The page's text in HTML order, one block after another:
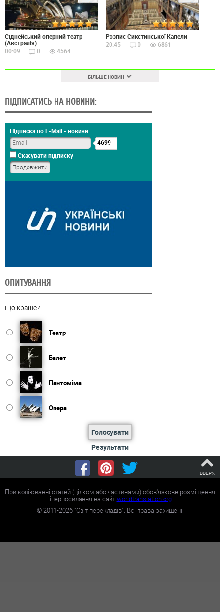
Сіднейський оперний театр
(Австралія)
00:09
0 4564
Розпис Сикстинської Капели
20:45
0 6861
БІЛЬШЕ НОВИН
ПІДПИСАТИСЬ НА НОВИНИ:
Підписка по E-Mail - новини
4699
Скасувати підписку
ОПИТУВАННЯ
Що краще?
Театр
Балет
Пантоміма
Опера
Голосувати
Результати
ВВЕРХ
При копіюванні статей (цілком або частинами) обов'язкове розміщення
гіперпосилання на сайтworldtranslation.org.
©2011-2026"Світ перекладів". Всі права захищені.